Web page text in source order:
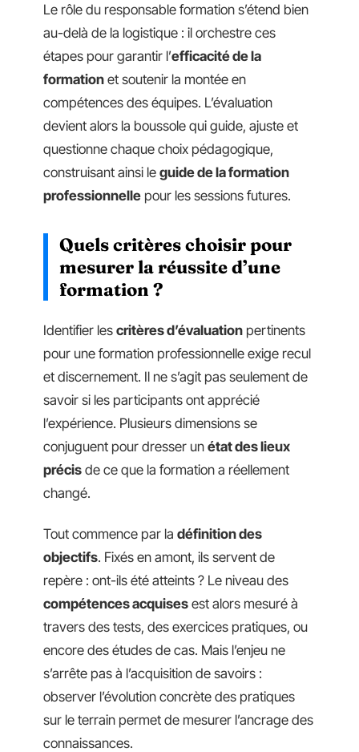
Le rôle du responsable formation s’étend bien
au-delà de la logistique : il orchestre ces
étapes pour garantir l’efficacité de la
formation et soutenir la montée en
compétences des équipes. L’évaluation
devient alors la boussole qui guide, ajuste et
questionne chaque choix pédagogique,
construisant ainsi le guide de la formation
professionnelle pour les sessions futures.
Quels critères choisir pour
mesurer la réussite d’une
formation ?
Identifier les critères d’évaluation pertinents
pour une formation professionnelle exige recul
et discernement. Il ne s’agit pas seulement de
savoir si les participants ont apprécié
l’expérience. Plusieurs dimensions se
conjuguent pour dresser un état des lieux
précis de ce que la formation a réellement
changé.
Tout commence par la définition des
objectifs. Fixés en amont, ils servent de
repère : ont-ils été atteints ? Le niveau des
compétences acquises est alors mesuré à
travers des tests, des exercices pratiques, ou
encore des études de cas. Mais l’enjeu ne
s’arrête pas à l’acquisition de savoirs :
observer l’évolution concrète des pratiques
sur le terrain permet de mesurer l’ancrage des
connaissances.